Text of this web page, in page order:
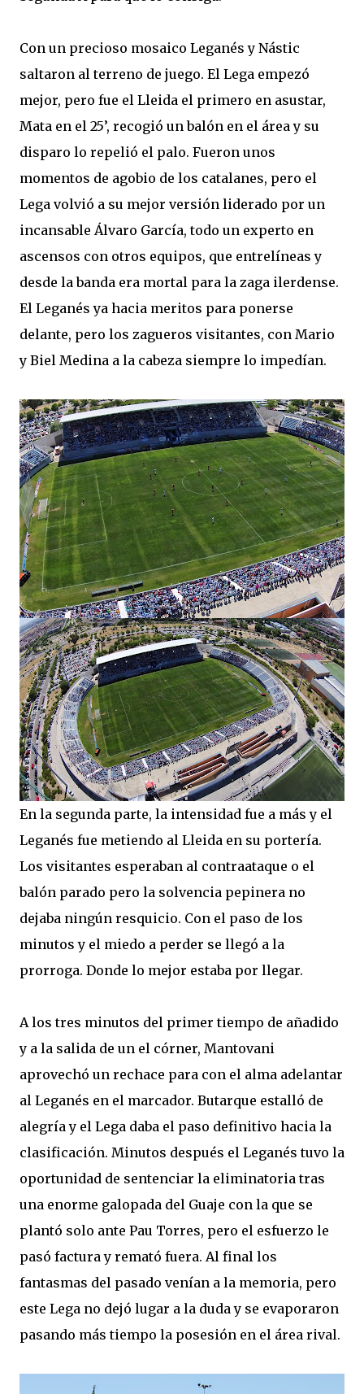
Con un precioso mosaico Leganés y Nástic
saltaron al terreno de juego. El Lega empezó
mejor, pero fue el Lleida el primero en asustar,
Mata en el 25’, recogió un balón en el área y su
disparo lo repelió el palo. Fueron unos
momentos de agobio de los catalanes, pero el
Lega volvió a su mejor versión liderado por un
incansable Álvaro García, todo un experto en
ascensos con otros equipos, que entrelíneas y
desde la banda era mortal para la zaga ilerdense.
El Leganés ya hacia meritos para ponerse
delante, pero los zagueros visitantes, con Mario
y Biel Medina a la cabeza siempre lo impedían.
En la segunda parte, la intensidad fue a más y el
Leganés fue metiendo al Lleida en su portería.
Los visitantes esperaban al contraataque o el
balón parado pero la solvencia pepinera no
dejaba ningún resquicio. Con el paso de los
minutos y el miedo a perder se llegó a la
prorroga. Donde lo mejor estaba por llegar.
A los tres minutos del primer tiempo de añadido
y a la salida de un el córner, Mantovani
aprovechó un rechace para con el alma adelantar
al Leganés en el marcador. Butarque estalló de
alegría y el Lega daba el paso definitivo hacia la
clasificación. Minutos después el Leganés tuvo la
oportunidad de sentenciar la eliminatoria tras
una enorme galopada del Guaje con la que se
plantó solo ante Pau Torres, pero el esfuerzo le
pasó factura y remató fuera. Al final los
fantasmas del pasado venían a la memoria, pero
este Lega no dejó lugar a la duda y se evaporaron
pasando más tiempo la posesión en el área rival.